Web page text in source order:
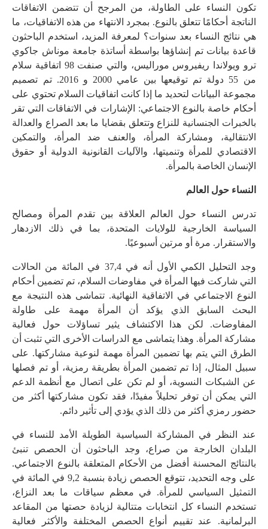
تكون النساء على الطاولة، من المرجح أن تتضمن الاتفاقات
الناتجة أحكامًا تتعلق بالنوع. بمجرد الانتهاء من هذه الاتفاقيات، ما
هي نتائج النساء بعد سنوات؟ لمعرفة المزيد، استخدم الباحثون
قاعدة بيانات تم إنشاؤها بواسطة أساتذة جامعة موناش جاكوي
ترو ويولاندا ريفيروس موراليس، والتي صنفت 98 اتفاقية سلام
من 55 دولة تم توقيعها بين عامي 2000 و 2016. تم تصميم
مجموعة البيانات لتحديد ما إذا كانت اتفاقيات السلام تحتوي على
أحكام خاصة بالنوع الاجتماعي: الإشارات في الاتفاقات التي تقر
بالخبرات الجنسانية للنزاع وتتعلق بقضايا ما بعد الصراع والعدالة
الانتقالية، ومشاركة المرأة، والعنف ضد المرأة، والتمكين
الاقتصادي للمرأة وتنميتها، والآليات القانونية الدولية أو حقوق
الإنسان الخاصة بالمرأة.
النساء حول العالم
تدرس النساء حول العالم العلاقة بين تقدم المرأة ومصالح
السياسة الخارجية للولايات المتحدة، بما في ذلك الازدهار
والاستقرار. مرة أو مرتين أسبوعيًا.
وجد التحليل الكمي الأول أنه في 37,4 في المائة من الحالات
التي شاركت فيها المرأة في مفاوضات السلام، تم تضمين أحكام
النوع الاجتماعي في الاتفاقية النهائية. تتماشى هذه النتيجة مع
البحث السابق الذي يؤكد أن المرأة مهمة على طاولة
المفاوضات. لكن هذا الاكتشاف يثير تساؤلات حول فعالية
مشاركة المرأة. وهذا يتماشى مع الدراسات الأخرى التي تثبت أن
الطرق التي يتم بها تضمين المرأة مهمة لنوعية مشاركتها. على
سبيل المثال، إذا تم تضمين المرأة بطريقة رمزية، أو تم فصلها
عن الشبكات النسوية، أو لم تكن على اتصال مع أنظمة الدعم
التي يمكن أن توفر تحليلاً مفيدًا، فقد تكون مشاركتها أكثر من
حضور رمزي أكثر من ذلك الذي يؤدي إلى تأثير دائم.
عند النظر في المشاركة السياسية الطويلة الأمد للنساء في
البلدان الخارجة من صراع، وجد الباحثون أن الحصص تنبئ
بالنتائج المحسنة أفضل من الأحكام المتعلقة بالنوع الاجتماعي.
على وجه التحديد، تتوقع الحصص زيادة بنسبة 9,2 في المائة في
التمثيل السياسي للمرأة. في معظم سياقات ما بعد النزاع،
تستخدم النساء كل انتخابات متتالية لزيادة حصتها من المقاعد
البرلمانية. عند تقييم أنواع الحصص المختلفة والأكثر فعالية